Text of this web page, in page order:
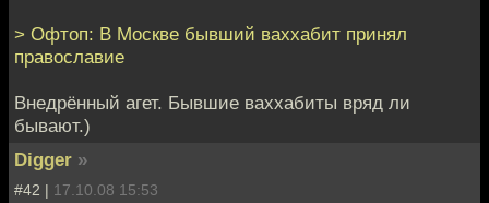
> Офтоп: В Москве бывший ваххабит принял
православие
Внедрённый агет. Бывшие ваххабиты вряд ли
бывают.)
Digger »
#42 | 17.10.08 15:53